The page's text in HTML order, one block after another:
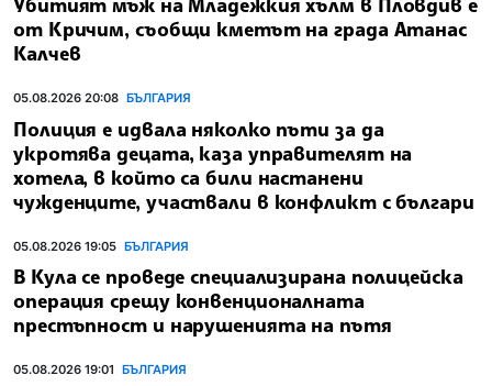
от Кричим, съобщи кметът на града Атанас
Калчев
05.08.2026 20:08 БЪЛГАРИЯ
Полиция е идвала няколко пъти за да
укротява децата, каза управителят на
хотела, в който са били настанени
чужденците, участвали в конфликт с българи
05.08.2026 19:05 БЪЛГАРИЯ
В Кула се проведе специализирана полицейска
операция срещу конвенционалната
престъпност и нарушенията на пътя
05.08.2026 19:01 БЪЛГАРИЯ